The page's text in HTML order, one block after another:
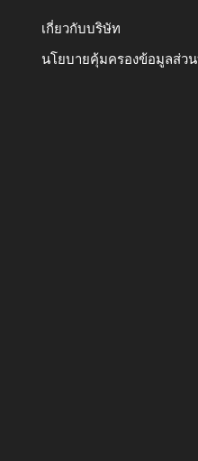
เกี่ยวกับบริษัท
นโยบายคุ้มครองข้อมูลส่ว